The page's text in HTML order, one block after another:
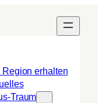
Region erhalten
Traum